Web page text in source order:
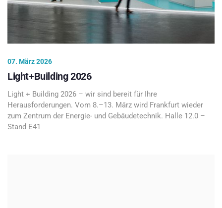
07. März 2026
Light+Building 2026
Light + Building 2026 – wir sind bereit für Ihre
Herausforderungen. Vom 8.–13. März wird Frankfurt wieder
zum Zentrum der Energie- und Gebäudetechnik. Halle 12.0 –
Stand E41